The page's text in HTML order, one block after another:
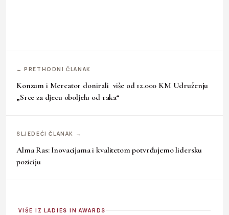
← PRETHODNI ČLANAK
Konzum i Mercator donirali više od 12.000 KM Udruženju
„Srce za djecu oboljelu od raka“
SLJEDEĆI ČLANAK →
Alma Ras: Inovacijama i kvalitetom potvrđujemo lidersku
poziciju
VIŠE IZ LADIES IN AWARDS